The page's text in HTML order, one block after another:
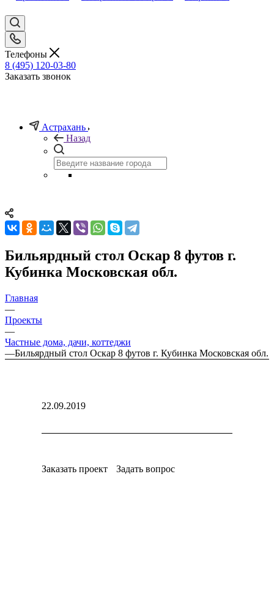
Телефоны
8 (495) 120-03-80
Заказать звонок
Астрахань
Назад
Бильярдный стол Оскар 8 футов г.
Кубинка Московская обл.
Главная
—
Проекты
—
Частные дома, дачи, коттеджи
—Бильярдный стол Оскар 8 футов г. Кубинка Московская обл.
22.09.2019
Заказать проект Задать вопрос